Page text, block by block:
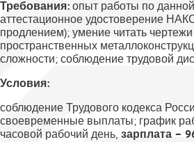
Требования: опыт работы по
аттестационное удостоверение
продлением); умение читать
пространственных
сложности; соблюдение трудовой
Условия:
соблюдение Трудового кодекса
своевременные выплаты; график
часовой рабочий день, зарплата –